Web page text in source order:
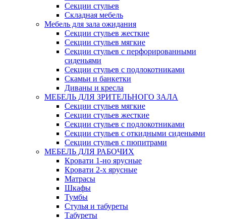
Секции стульев
Складная мебель
Мебель для зала ожидания
Секции стульев жесткие
Секции стульев мягкие
Секции стульев с перфорированными
сиденьями
Секции стульев с подлокотниками
Скамьи и банкетки
Диваны и кресла
МЕБЕЛЬ ДЛЯ ЗРИТЕЛЬНОГО ЗАЛА
Секции стульев мягкие
Секции стульев жесткие
Секции стульев с подлокотниками
Секции стульев с откидными сиденьями
Секции стульев с пюпитрами
МЕБЕЛЬ ДЛЯ РАБОЧИХ
Кровати 1-но ярусные
Кровати 2-х ярусные
Матрасы
Шкафы
Тумбы
Стулья и табуреты
Табуреты